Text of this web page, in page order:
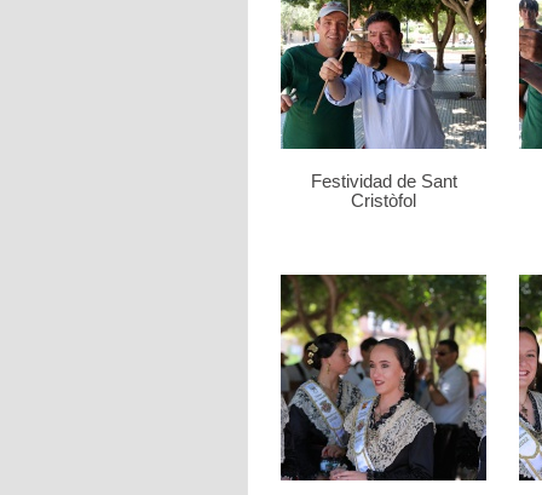
Festividad de Sant
Cristòfol